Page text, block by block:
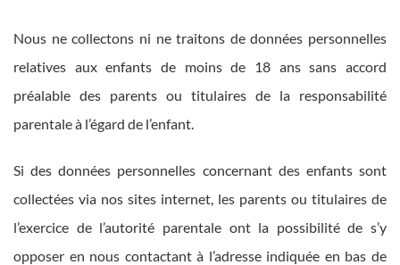
Nous ne collectons ni ne traitons de données personnelles
relatives aux enfants de moins de 18 ans sans accord
préalable des parents ou titulaires de la responsabilité
parentale à l’égard de l’enfant.
Si des données personnelles concernant des enfants sont
collectées via nos sites internet, les parents ou titulaires de
l’exercice de l’autorité parentale ont la possibilité de s’y
opposer en nous contactant à l’adresse indiquée en bas de